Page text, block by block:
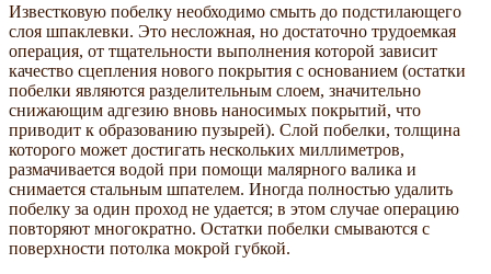
Известковую побелку необходимо смыть до подстилающего
слоя шпаклевки. Это несложная, но достаточно трудоемкая
операция, от тщательности выполнения которой зависит
качество сцепления нового покрытия с основанием (остатки
побелки являются разделительным слоем, значительно
снижающим адгезию вновь наносимых покрытий, что
приводит к образованию пузырей). Слой побелки, толщина
которого может достигать нескольких миллиметров,
размачивается водой при помощи малярного валика и
снимается стальным шпателем. Иногда полностью удалить
побелку за один проход не удается; в этом случае операцию
повторяют многократно. Остатки побелки смываются с
поверхности потолка мокрой губкой.